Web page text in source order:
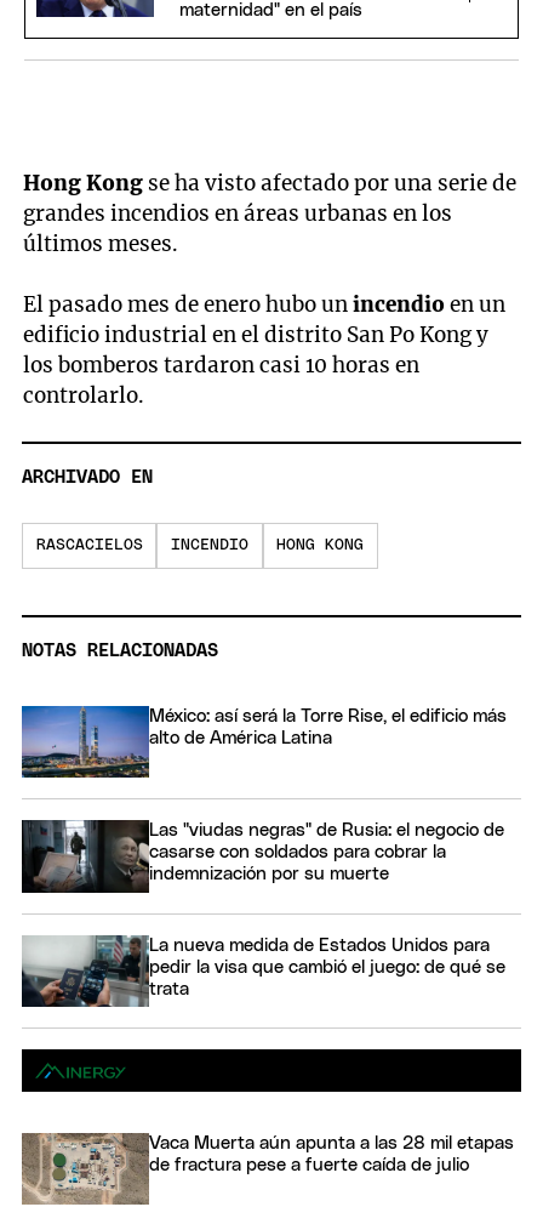
maternidad" en el país
Hong Kong se ha visto afectado por una serie de
grandes incendios en áreas urbanas en los
últimos meses.
El pasado mes de enero hubo unincendioen un
edificio industrial en el distrito San Po Kong y
los bomberos tardaron casi 10 horas en
controlarlo.
ARCHIVADO EN
RASCACIELOS INCENDIO HONG KONG
NOTAS RELACIONADAS
México: así será la Torre Rise, el edificio más
alto de América Latina
Las "viudas negras" de Rusia: el negocio de
casarse con soldados para cobrar la
indemnización por su muerte
La nueva medida de Estados Unidos para
pedir la visa que cambió el juego: de qué se
trata
Vaca Muerta aún apunta a las 28 mil etapas
de fractura pese a fuerte caída de julio